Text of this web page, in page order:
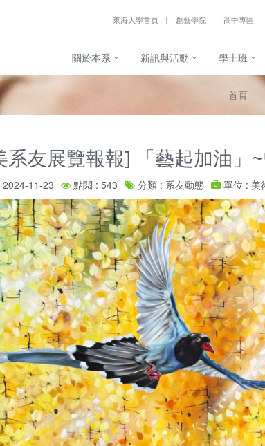
東海大學首頁 創藝學院 高中專區
關於本系 新訊與活動 學士班
首頁
系友展覽報報] 「藝起加油」
11-23 點閱 : 543 分類 : 系友動態 單位 : 美